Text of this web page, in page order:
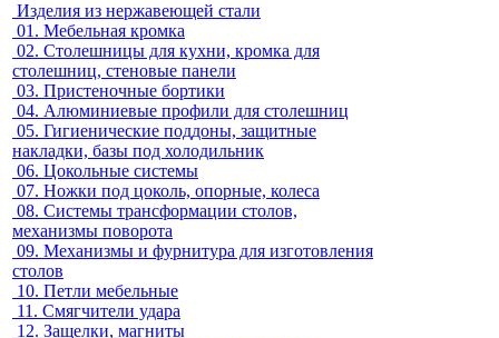
Изделия из нержавеющей стали
01. Мебельная кромка
02. Столешницы для кухни, кромка для
столешниц, стеновые панели
03. Пристеночные бортики
04. Алюминиевые профили для столешниц
05. Гигиенические поддоны, защитные
накладки, базы под холодильник
06. Цокольные системы
07. Ножки под цоколь, опорные, колеса
08. Системы трансформации столов,
механизмы поворота
09. Механизмы и фурнитура для изготовления
столов
10. Петли мебельные
11. Смягчители удара
12. Защелки, магниты